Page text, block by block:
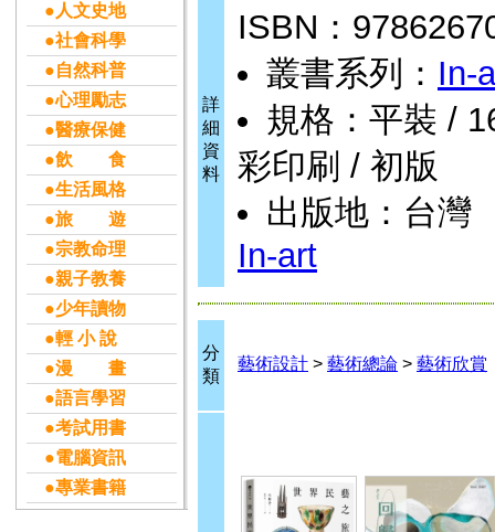
●人文史地
●社會科學
●自然科普
●心理勵志
●醫療保健
●飲 食
●生活風格
●旅 遊
●宗教命理
●親子教養
●少年讀物
●輕 小 說
●漫 畫
●語言學習
●考試用書
●電腦資訊
●專業書籍
詳
細
資
料
ISBN：
叢書系列： In-
規格：平裝 /
彩印刷 / 初版
出版地：台灣
In-art
分
類
藝術設計 > 藝術總論 > 藝術欣賞